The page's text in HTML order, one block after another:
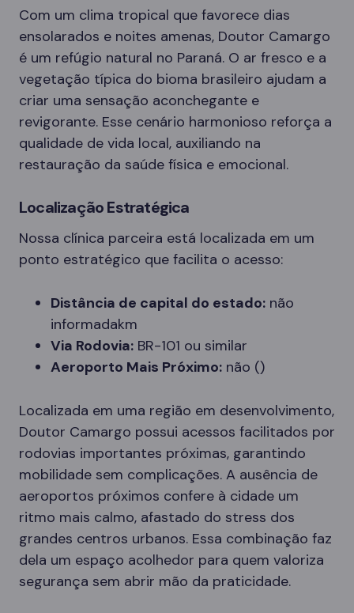
Com um clima tropical que favorece dias
ensolarados e noites amenas, Doutor Camargo
é um refúgio natural no Paraná. O ar fresco e a
vegetação típica do bioma brasileiro ajudam a
criar uma sensação aconchegante e
revigorante. Esse cenário harmonioso reforça a
qualidade de vida local, auxiliando na
restauração da saúde física e emocional.
Localização Estratégica
Nossa clínica parceira está localizada em um
ponto estratégico que facilita o acesso:
Distância de capital do estado: não
informadakm
Via Rodovia: BR-101 ou similar
Aeroporto Mais Próximo: não ()
Localizada em uma região em desenvolvimento,
Doutor Camargo possui acessos facilitados por
rodovias importantes próximas, garantindo
mobilidade sem complicações. A ausência de
aeroportos próximos confere à cidade um
ritmo mais calmo, afastado do stress dos
grandes centros urbanos. Essa combinação faz
dela um espaço acolhedor para quem valoriza
segurança sem abrir mão da praticidade.